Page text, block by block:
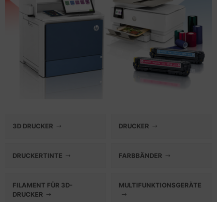
3D DRUCKER DRUCKER
DRUCKERTINTE FARBBÄNDER
FILAMENT FÜR 3D-
DRUCKER
MULTIFUNKTIONSGERÄTE